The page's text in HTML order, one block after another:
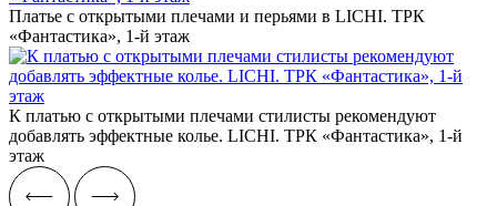
Платье с открытыми плечами и перьями в LICHI. ТРК
«Фантастика», 1-й этаж
К платью с открытыми плечами стилисты рекомендуют
добавлять эффектные колье. LICHI. ТРК «Фантастика», 1-й
этаж